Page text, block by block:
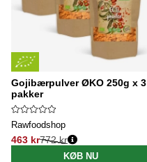
Gojibærpulver ØKO 250g x 3
pakker
Rawfoodshop
463 kr
Normalpris:
772 kr
KØB NU